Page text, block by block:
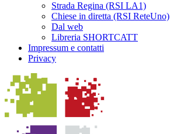
Strada Regina (RSI LA1)
Chiese in diretta (RSI ReteUno)
Dal web
Libreria SHORTCATT
Impressum e contatti
Privacy